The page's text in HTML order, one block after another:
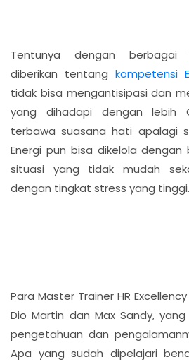
Tentunya dengan berbagai
diberikan tentang kompetensi
tidak bisa mengantisipasi dan
yang dihadapi dengan lebih
terbawa suasana hati apalagi
Energi pun bisa dikelola
situasi yang tidak mudah
dengan tingkat stress yang tinggi.
Para Master Trainer HR
Dio Martin dan Max Sandy,
pengetahuan dan
Apa yang sudah dipelajari